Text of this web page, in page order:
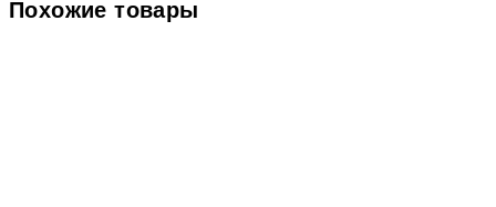
Похожие товары